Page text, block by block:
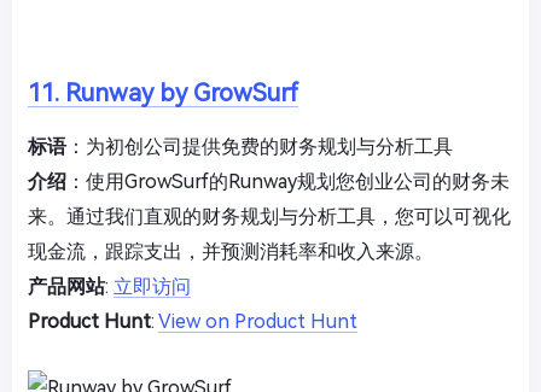
11. Runway by GrowSurf
标语：为初创公司提供免费的财务规划与分析工具
介绍 ：使用GrowSurf的Runway规划您创业公司的财务未
来。通过我们直观的财务规划与分析工具，您可以可视化
现金流，跟踪支出，并预测消耗率和收入来源。
产品网站: 立即访问
Product Hunt: View on Product Hunt